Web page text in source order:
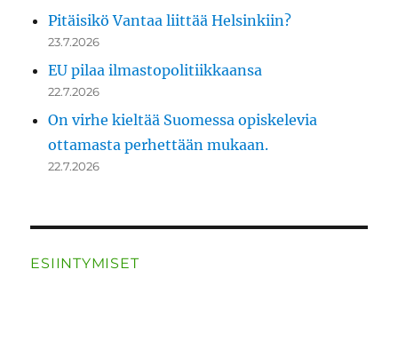
Pitäisikö Vantaa liittää Helsinkiin?
23.7.2026
EU pilaa ilmastopolitiikkaansa
22.7.2026
On virhe kieltää Suomessa opiskelevia
ottamasta perhettään mukaan.
22.7.2026
ESIINTYMISET